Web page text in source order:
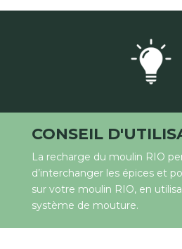
CONSEIL
La recharge du moulin RIO
d’interchanger les épices et
sur votre moulin RIO, en
système de mouture.